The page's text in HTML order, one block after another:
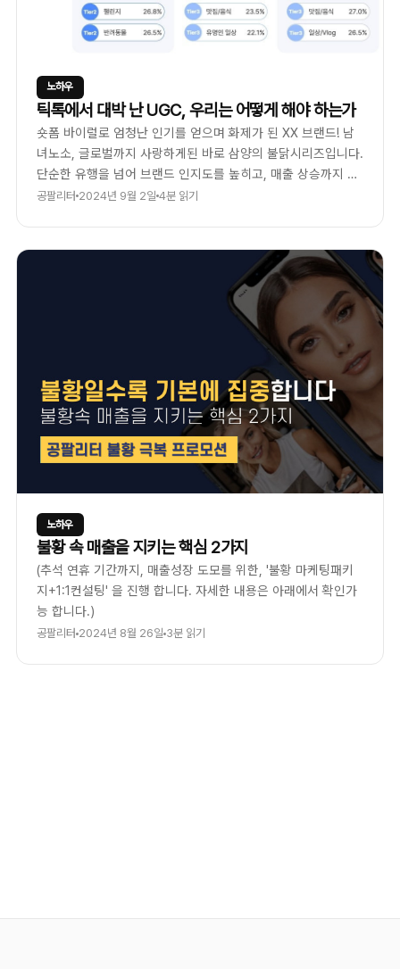
노하우
틱톡에서 대박 난 UGC, 우리는 어떻게 해야 하는가
숏폼 바이럴로 엄청난 인기를 얻으며 화제가 된 XX 브랜드! 남
녀노소, 글로벌까지 사랑하게된 바로 삼양의 불닭시리즈입니다.
단순한 유행을 넘어 브랜드 인지도를 높히고, 매출 상승까지 이
끌어낸 사례인데요, 도대체 어떻게 틱톡 챌린지를 통해 국내뿐
공팔리터 2024년 9월 2일 4분 읽기
노하우
불황 속 매출을 지키는 핵심 2가지
(추석 연휴 기간까지, 매출성장 도모를 위한, '불황 마케팅패키
지+1:1컨설팅' 을 진행 합니다. 자세한 내용은 아래에서 확인가
능 합니다.)
공팔리터 2024년 8월 26일 3분 읽기